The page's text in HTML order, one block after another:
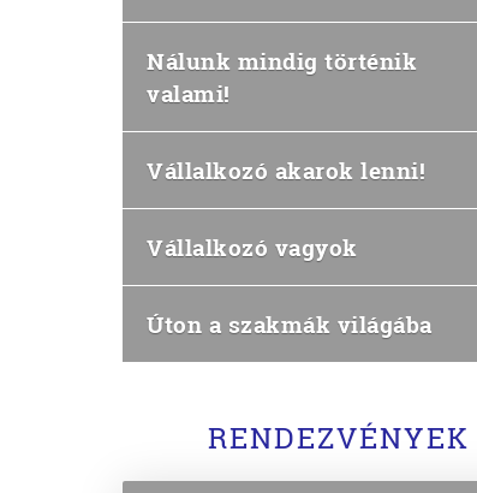
Nálunk mindig történik
valami!
Vállalkozó akarok lenni!
Vállalkozó vagyok
Úton a szakmák világába
RENDEZVÉNYEK